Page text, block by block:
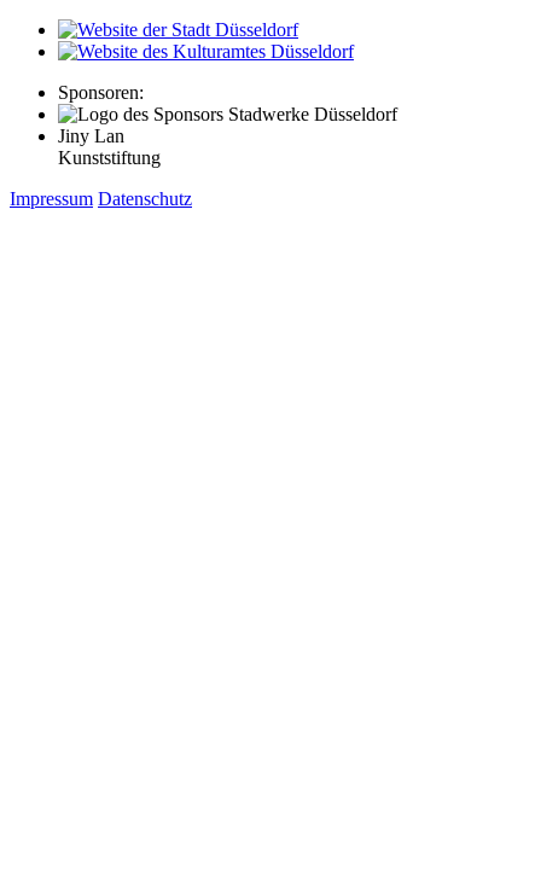
Sponsoren:
Jiny Lan
Kunststiftung
Impressum Datenschutz